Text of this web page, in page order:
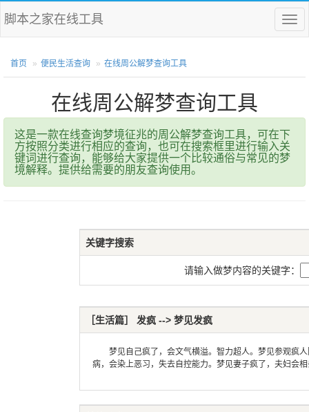
菜
单
脚本之家在线工具
首页 便民生活查询 在线周公解梦查询工具
在线周公解梦查询工具
这是一款在线查询梦境征兆的周公解梦查询工具，可在下
方按照分类进行相应的查询，也可在搜索框里进行输入关
键词进行查询，能够给大家提供一个比较通俗与常见的梦
境解释。提供给需要的朋友查询使用。
关键字搜索
请输入做梦内容的关键字：
［生活篇］ 发疯 --> 梦见发疯
梦见自己疯了，会文气横溢。智力超人。梦见参观疯人
病，会染上恶习，失去自控能力。梦见妻子疯了，夫妇会